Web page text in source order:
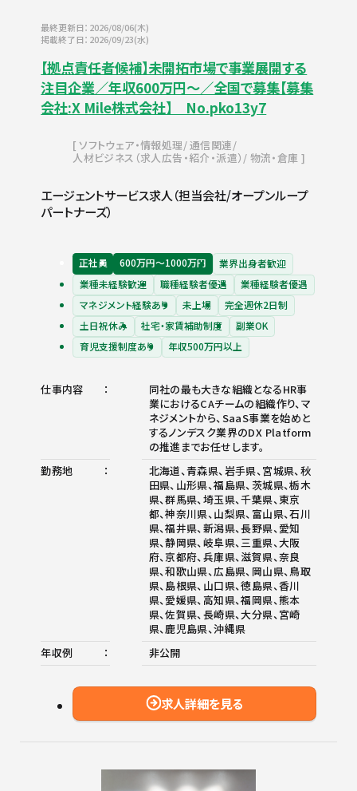
最終更新日：2026/08/06(木)
掲載終了日：2026/09/23(水)
【拠点責任者候補】未開拓市場で事業展開する
注目企業／年収600万円～／全国で募集【募集
会社:X Mile株式会社】 No.pko13y7
ソフトウェア・情報処理 通信関連
人材ビジネス（求人広告・紹介・派遣）
物流・倉庫
エージェントサービス求人（担当会社/オープンループ
パートナーズ）
正社員 600万円〜1000万円
業界出身者歓迎
業種未経験歓迎
職種経験者優遇
業種経験者優遇
マネジメント経験あり
未上場
完全週休2日制
土日祝休み
社宅・家賃補助制度
副業OK
育児支援制度あり
年収500万円以上
仕事内容
同社の最も大きな組織となるHR事
業におけるCAチームの組織作り、マ
ネジメントから、SaaS事業を始めと
するノンデスク業界のDX Platform
の推進までお任せします。
勤務地
北海道、青森県、岩手県、宮城県、秋
田県、山形県、福島県、茨城県、栃木
県、群馬県、埼玉県、千葉県、東京
都、神奈川県、山梨県、富山県、石川
県、福井県、新潟県、長野県、愛知
県、静岡県、岐阜県、三重県、大阪
府、京都府、兵庫県、滋賀県、奈良
県、和歌山県、広島県、岡山県、鳥取
県、島根県、山口県、徳島県、香川
県、愛媛県、高知県、福岡県、熊本
県、佐賀県、長崎県、大分県、宮崎
県、鹿児島県、沖縄県
年収例
非公開
求人詳細を見る